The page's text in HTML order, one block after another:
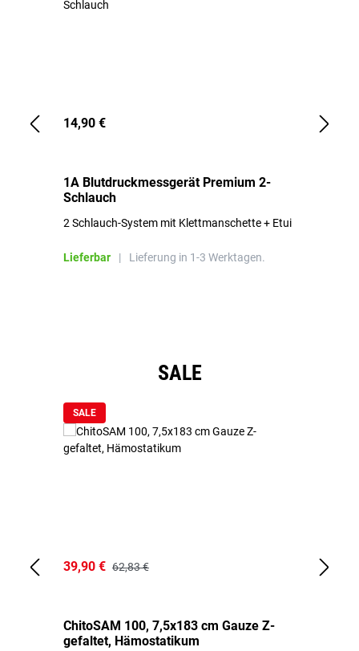
14,90 €
1A Blutdruckmessgerät Premium 2-
Schlauch
2 Schlauch-System mit Klettmanschette + Etui
Lieferbar | Lieferung in 1-3 Werktagen.
SALE
SALE
39,90 € 62,83 €
ChitoSAM 100, 7,5x183 cm Gauze Z-
gefaltet, Hämostatikum